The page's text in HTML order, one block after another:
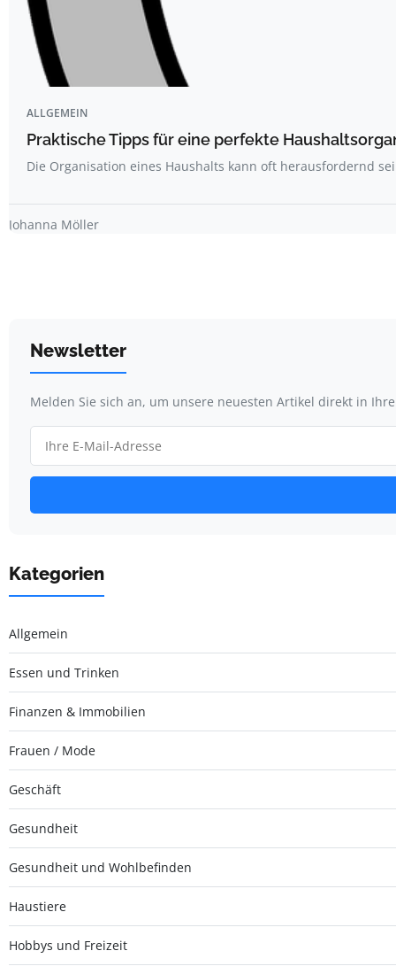
ALLGEMEIN
Praktische Tipps für eine perfekte
Die Organisation eines Haushalts kann oft herausfordernd
Johanna Möller
Newsletter
Melden Sie sich an, um unsere neuesten Artikel direkt in
Kategorien
Allgemein
Essen und Trinken
Finanzen & Immobilien
Frauen / Mode
Geschäft
Gesundheit
Gesundheit und Wohlbefinden
Haustiere
Hobbys und Freizeit